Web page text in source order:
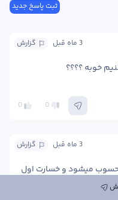
ثبت پاسخ جدید
گزارش 3 ماه قبل
خوبه ؟؟؟؟
0 0
گزارش 3 ماه قبل